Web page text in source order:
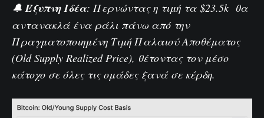
🔔Έξυπνη Ιδέα: Περνώντας η τιμή τα $23.5k θα
αντανακλά ένα ράλι πάνω από την
Πραγματοποιημένη Τιμή Παλαιού Αποθέματος
(Old Supply Realized Price), θέτοντας τον μέσο
κάτοχο σε όλες τις ομάδες ξανά σε κέρδη.